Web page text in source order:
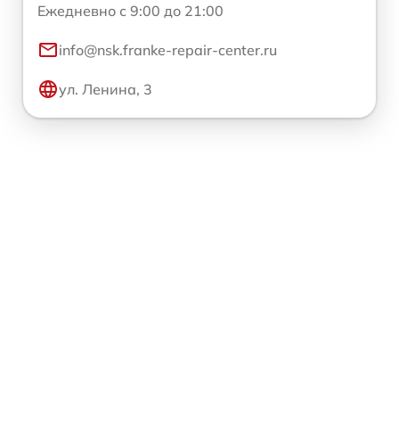
Ежедневно с 9:00 до 21:00
info@nsk.franke-repair-center.ru
ул. Ленина, 3